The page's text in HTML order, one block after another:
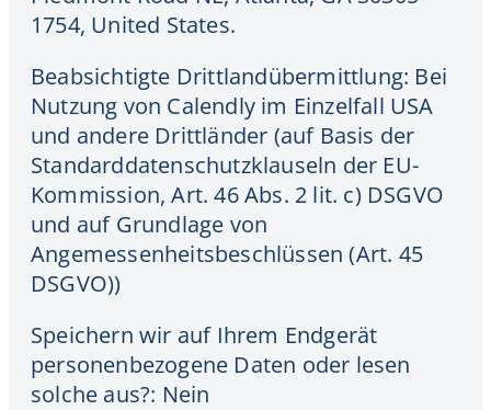
1754, United States.
Beabsichtigte Drittlandübermittlung: Bei
Nutzung von Calendly im Einzelfall USA
und andere Drittländer (auf Basis der
Standarddatenschutzklauseln der EU-
Kommission, Art. 46 Abs. 2 lit. c) DSGVO
und auf Grundlage von
Angemessenheitsbeschlüssen (Art. 45
DSGVO))
Speichern wir auf Ihrem Endgerät
personenbezogene Daten oder lesen
solche aus?: Nein